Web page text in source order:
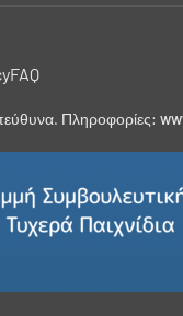
FAQ
Πληροφορίες: